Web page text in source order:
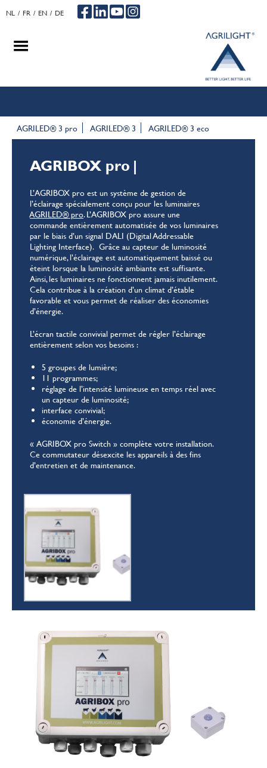
NL FR EN DE
AGRILED® 3 pro AGRILED® 3 AGRILED® 3 eco
AGRIBOX pro |
L’AGRIBOX pro est un système de gestion de
l’éclairage spécialement conçu pour les luminaires
AGRILED® pro. L’AGRIBOX pro assure une
commande entièrement automatisée de vos luminaires
par le biais d’un signal DALI (Digital Addressable
Lighting Interface). Grâce au capteur de luminosité
numérique, l’éclairage est automatiquement baissé ou
éteint lorsque la luminosité ambiante est suffisante.
Ainsi, les luminaires ne fonctionnent jamais inutilement.
Cela contribue à la création d’un climat d’étable
favorable et vous permet de réaliser des économies
d’énergie.
L’écran tactile convivial permet de régler l’éclairage
entièrement selon vos besoins :
5 groupes de lumière;
11 programmes;
réglage de l’intensité lumineuse en temps réel avec
un capteur de luminosité;
interface convivial;
économie d’énergie.
« AGRIBOX pro Switch » complète votre installation.
Ce commutateur désexcite les appareils à des fins
d’entretien et de maintenance.